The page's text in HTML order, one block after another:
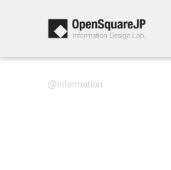
information